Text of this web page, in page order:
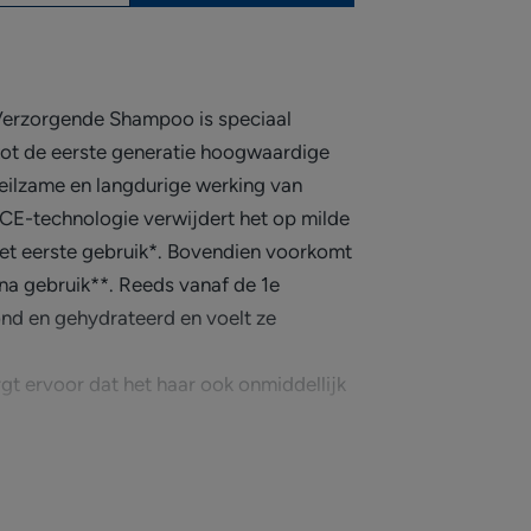
Shampoo is speciaal
de eerste generatie hoogwaardige
en langdurige werking van
technologie verwijdert het op milde
eerste gebruik*. Bovendien voorkomt
gebruik**. Reeds vanaf de 1e
en gehydrateerd en voelt ze
ervoor dat het haar ook onmiddellijk